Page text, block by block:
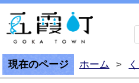
現在のページ ホーム >